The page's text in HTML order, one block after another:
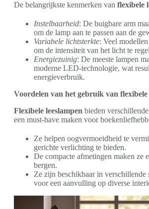
De belangrijkste kenmerken van flexibele
Instelbaarheid: De buigbare arm
om de lamp aan te passen aan de
Variabele lichtsterkte: Veel
om de intensiteit van het licht te
Energiezuinig: De meeste lampen
moderne LED-technologie, wat
energieverbruik.
Voordelen van het gebruik van flexibele
Flexibele leeslampen bieden
een must-have maken voor
Ze helpen oogvermoeidheid te
gerichte verlichting te bieden.
De compacte afmetingen maken ze
bergen.
Ze zijn beschikbaar in
voor een aanvulling op diverse